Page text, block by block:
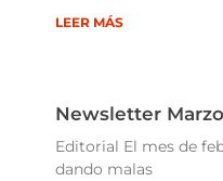
LEER MÁS
Newsletter
Editorial El mes de
dando malas